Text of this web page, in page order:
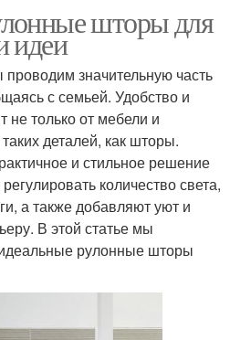
шторы для
идеи
проводим значительную часть
с семьей. Удобство и
не только от мебели и
деталей, как шторы.
и стильное решение
количество света,
а также добавляют уют и
В этой статье мы
рулонные шторы